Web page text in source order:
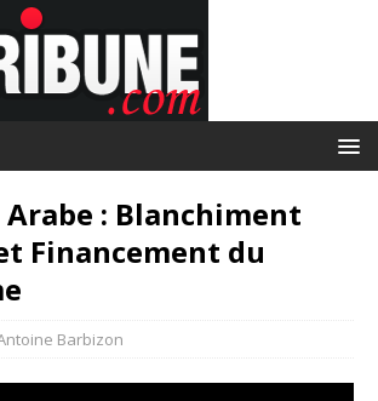
Arabe : Blanchiment
Financement du
Barbizon